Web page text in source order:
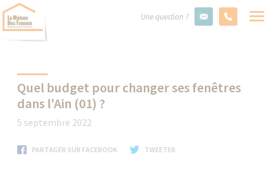
Une question ?
Quel budget pour changer ses fenêtres
dans l'Ain (01) ?
5 septembre 2022
PARTAGER SUR FACEBOOK TWEETER